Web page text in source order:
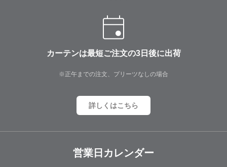
カーテンは最短ご注文の3日後に出荷
※正午までの注文、プリーツなしの場合
詳しくはこちら
営業日カレンダー